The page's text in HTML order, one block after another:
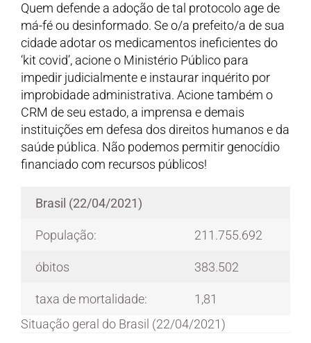
Quem defende a adoção de tal protocolo age de
má-fé ou desinformado. Se o/a prefeito/a de sua
cidade adotar os medicamentos ineficientes do
‘kit covid’, acione o Ministério Público para
impedir judicialmente e instaurar inquérito por
improbidade administrativa. Acione também o
CRM de seu estado, a imprensa e demais
instituições em defesa dos direitos humanos e da
saúde pública. Não podemos permitir genocídio
financiado com recursos públicos!
Brasil (22/04/2021)
População: 211.755.692
óbitos 383.502
taxa de mortalidade:
1,81
Situação geral do Brasil (22/04/2021)